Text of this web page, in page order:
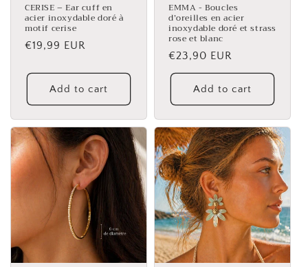
CERISE – Ear cuff en
acier inoxydable doré à
motif cerise
Regular
€19,99 EUR
Add to cart
EMMA - Boucles
d’oreilles en acier
inoxydable doré et strass
rose et blanc
Regular
price
€23,90 EUR
Add to cart